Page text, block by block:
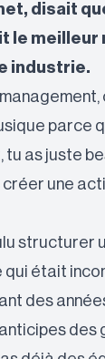
, disait
le meilleur
industrie.
parce
tu as juste
créer une
structurer
qui était
des
des